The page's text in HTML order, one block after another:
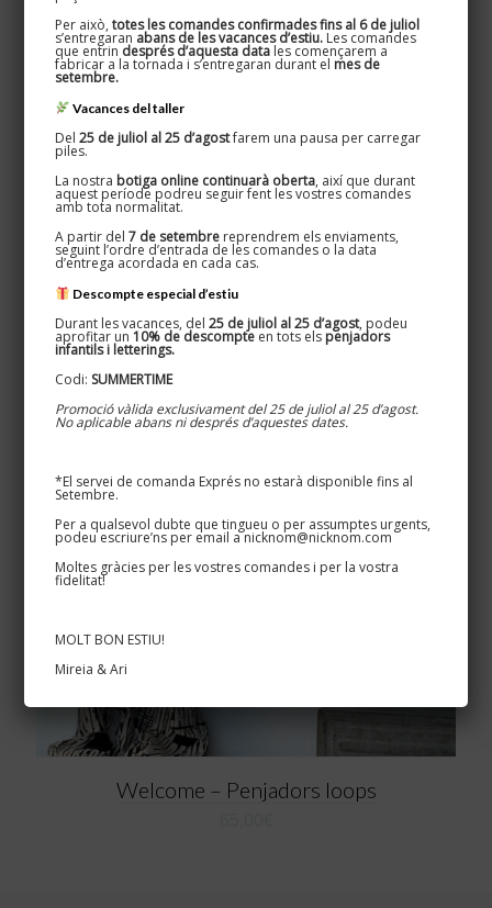
Cactus – Penjadors lettering
56,00
Welcome – Penjadors loops
Per això,totes les comandes confirmades fins al 6 de juliol
s’entregaran abans de les vacances d’estiu. Les comandes
que entrin després d’aquesta data les començarem a
fabricar a la tornada i s’entregaran durant el mes de
setembre.
Vacances del taller
Del 25 de juliol al 25 d’agostfarem una pausa per carregar
piles.
La nostra botiga online continuarà oberta, així que durant
aquest període podreu seguir fent les vostres comandes
amb tota normalitat.
A partir del 7 de setembre reprendrem els enviaments,
seguint l’ordre d’entrada de les comandes o la data
d’entrega acordada en cada cas.
Descompte especial d’estiu
Durant les vacances, del 25 de juliol al 25 d’agost, podeu
aprofitar un 10% de descompte en tots els penjadors
infantils i letterings.
Codi: SUMMERTIME
Promoció vàlida exclusivament del 25 de juliol al 25 d’agost.
No aplicable abans ni després d’aquestes dates.
*El servei de comanda Exprés no estarà disponible fins al
Setembre.
Per a qualsevol dubte que tingueu o per assumptes urgents,
podeu escriure’ns per email a nicknom@nicknom.com
Moltes gràcies per les vostres comandes i per la vostra
fidelitat!
MOLT BON ESTIU!
Mireia & Ari